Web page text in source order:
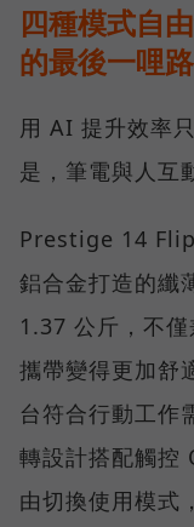
四種模式自
的最後一哩路
用 AI 提升效率
是，筆電與人互
Prestige 14
鋁合金打造的纖
1.37 公斤，不
攜帶變得更加舒
台符合行動工
轉設計搭配觸控
由切換使用模式